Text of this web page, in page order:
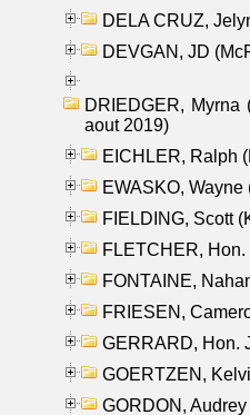
DELA CRUZ,
DEVGAN, JD
DRIEDGER, Myrna
aout 2019)
EICHLER, Ralph
EWASKO,
FIELDING, Scott
FLETCHER,
FONTAINE,
FRIESEN,
GERRARD, Hon.
GOERTZEN,
GORDON,